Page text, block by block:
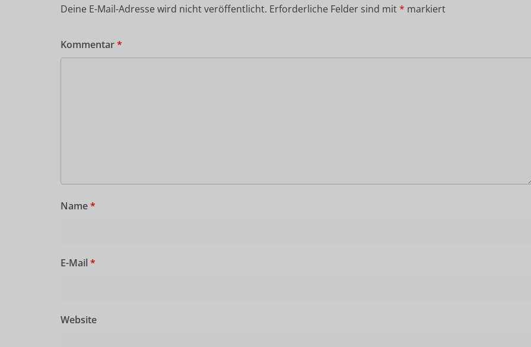
Deine E-Mail-Adresse wird nicht veröffentlicht. Erforderliche Felder sind mit* markiert
Kommentar*
Name*
E-Mail *
Website